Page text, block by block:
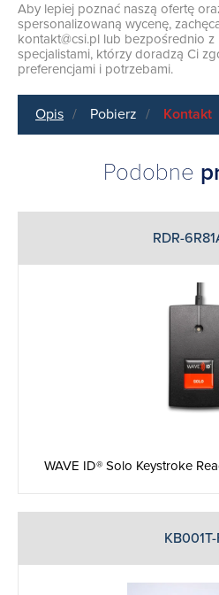
Aby lepiej poznać naszą ofertę
spersonalizowaną wycenę,
kontakt@csi.pl lub bezpośrednio z
specjalistami, którzy doradzą Ci
preferencjami i potrzebami.
Opis Pobierz Kontakt
Podobne
RDR-
WAVE ID® Solo Keystroke